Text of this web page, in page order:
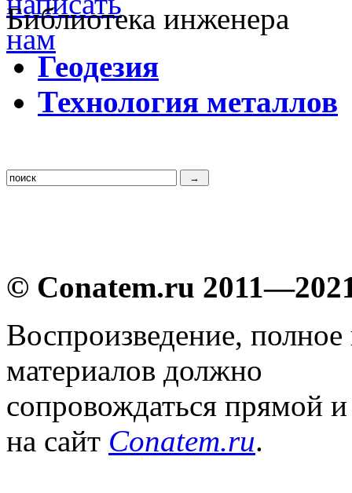
Библиотека инженера
Геодезия
Технология металлов
© Conatem.ru
Воспроизведение,
материалов должно
сопровождаться прямой
на сайт Conatem.ru.